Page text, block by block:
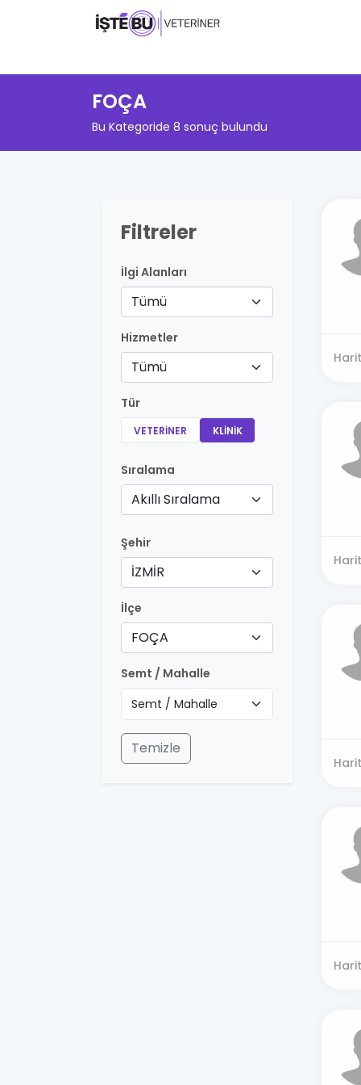
FOÇA
Bu Kategoride 8 sonuç bulundu
Filtreler
İlgi Alanları
Tümü
Hizmetler
Tümü
Tür
VETERINER KLINIK
Sıralama
Akıllı Sıralama
Şehir
İZMİR
İlçe
FOÇA
Semt / Mahalle
Temizle